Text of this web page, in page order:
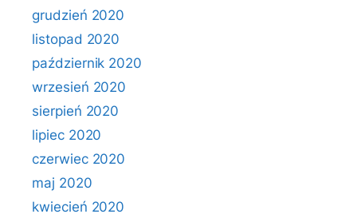
grudzień 2020
listopad 2020
październik 2020
wrzesień 2020
sierpień 2020
lipiec 2020
czerwiec 2020
maj 2020
kwiecień 2020